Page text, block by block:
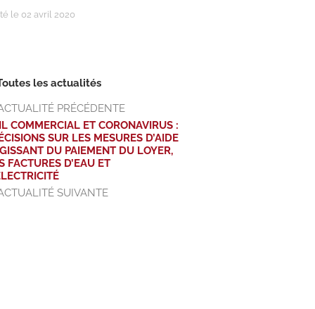
le 02 avril 2020
les actualités
PRÉCÉDENTE
COMMERCIAL ET CORONAVIRUS :
SUR LES MESURES D’AIDE
DU PAIEMENT DU LOYER,
FACTURES D’EAU ET
SUIVANTE